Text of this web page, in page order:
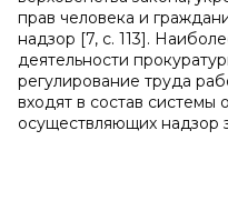
прав человека и
надзор [7, с. 113].
деятельности
регулирование труда
входят в состав системы
осуществляющих надзор